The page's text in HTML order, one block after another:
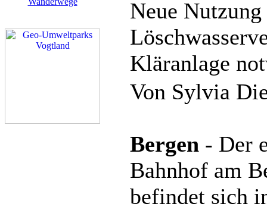
Neue
Kläranlage
Von Sylvia
Bergen - Der
Bahnhof am
befindet sich